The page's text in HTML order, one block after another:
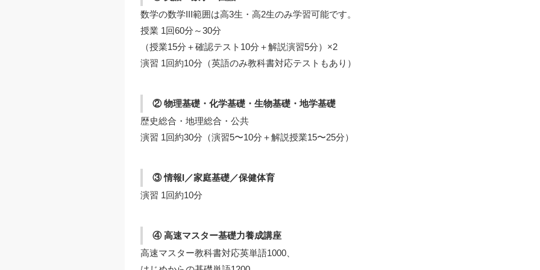
数学の数学III範囲は高3生・高2生のみ学習可能です。
授業 1回60分～30分
（授業15分＋確認テスト10分＋解説演習5分）×2
演習 1回約10分（英語のみ教科書対応テストもあり）
② 物理基礎・化学基礎・生物基礎・地学基礎
歴史総合・地理総合・公共
演習 1回約30分（演習5〜10分＋解説授業15〜25分）
③ 情報I／家庭基礎／保健体育
演習 1回約10分
④ 高速マスター基礎力養成講座
高速マスター教科書対応英単語1000、